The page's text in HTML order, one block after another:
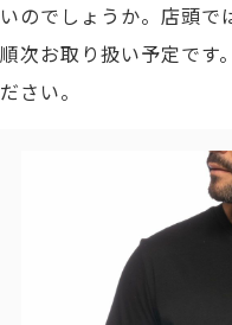
いのでしょうか。店頭
順次お取り扱い予定です
ださい。